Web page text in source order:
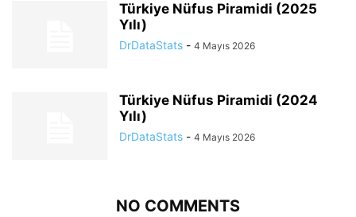
Türkiye Nüfus Piramidi (2025
Yılı)
DrDataStats - 4 Mayıs 2026
Türkiye Nüfus Piramidi (2024
Yılı)
DrDataStats - 4 Mayıs 2026
NO COMMENTS